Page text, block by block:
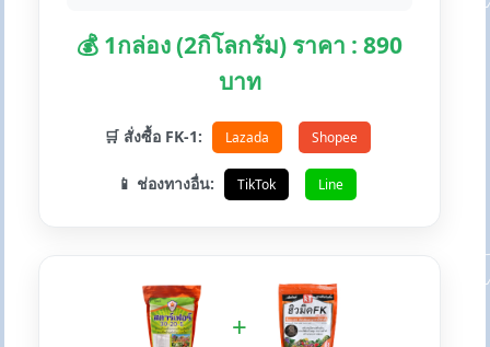
💰 1กล่อง (2กิโลกรัม) ราคา : 890
บาท
🛒 สั่งซื้อ FK-1: Lazada Shopee
📱 ช่องทางอื่น: TikTok Line
+